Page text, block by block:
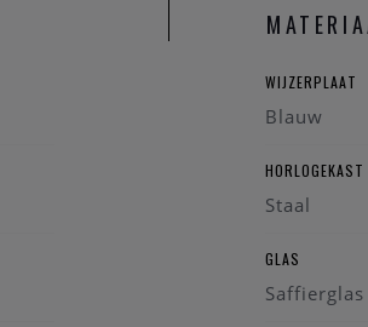
WIJZERPLAAT
Blauw
HORLOGEKAST
Staal
GLAS
Saffierglas